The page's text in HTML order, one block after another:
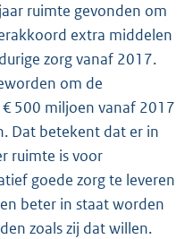
ruimte gevonden om
extra middelen
zorg vanaf 2017.
om de
500 miljoen vanaf 2017
Dat betekent dat er in
ruimte is voor
goede zorg te leveren
beter in staat worden
zoals zij dat willen.